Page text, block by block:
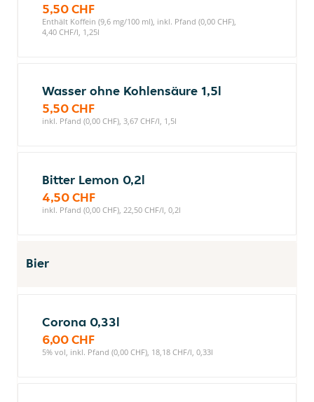
5,50 CHF
Enthält Koffein (9,6 mg/100 ml), inkl. Pfand (0,00 CHF),
4,40 CHF/l, 1,25l
Wasser ohne Kohlensäure 1,5l
5,50 CHF
inkl. Pfand (0,00 CHF), 3,67 CHF/l, 1,5l
Bitter Lemon 0,2l
4,50 CHF
inkl. Pfand (0,00 CHF), 22,50 CHF/l, 0,2l
Bier
Corona 0,33l
6,00 CHF
5% vol, inkl. Pfand (0,00 CHF), 18,18 CHF/l, 0,33l